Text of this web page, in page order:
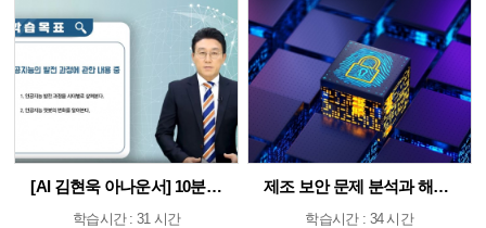
[AI 김현욱 아나운서] 10분이면 따라하는 직장인 ChatGPT 바이블
학습시간 : 31 시간
제조 보안 문제 분석과 해법 : IEC 62443 분석 및 구축 전략 집중 분석
학습시간 : 34 시간